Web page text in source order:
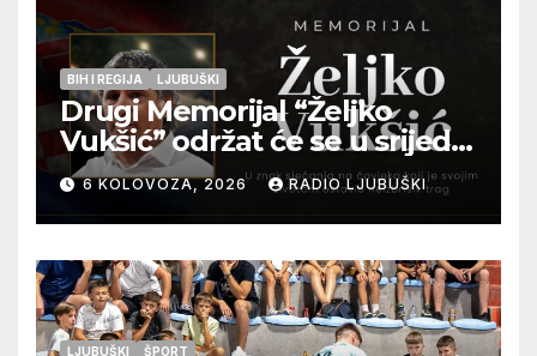
BIH I REGIJA LJUBUŠKI
Drugi Memorijal “Željko
Vukšić” održat će se u srijedu
12. kolovoza u Otoku
6 KOLOVOZA, 2026 RADIO LJUBUŠKI
LJUBUŠKI ŠPORT